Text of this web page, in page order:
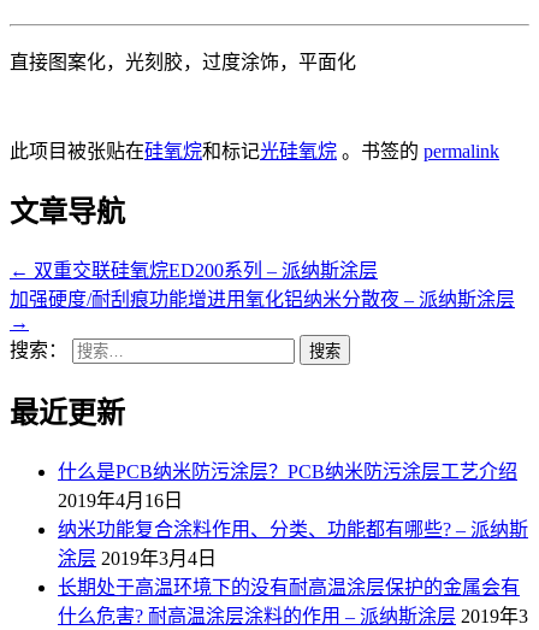
直接图案化，光刻胶，过度涂饰，平面化
此项目被张贴在硅氧烷和标记光硅氧烷 。书签的 permalink
文章导航
← 双重交联硅氧烷ED200系列 – 派纳斯涂层
加强硬度/耐刮痕功能增进用氧化铝纳米分散夜 – 派纳斯涂层
→
搜索：
最近更新
什么是PCB纳米防污涂层？PCB纳米防污涂层工艺介绍
2019年4月16日
纳米功能复合涂料作用、分类、功能都有哪些? – 派纳斯
涂层 2019年3月4日
长期处于高温环境下的没有耐高温涂层保护的金属会有
什么危害? 耐高温涂层涂料的作用 – 派纳斯涂层 2019年3